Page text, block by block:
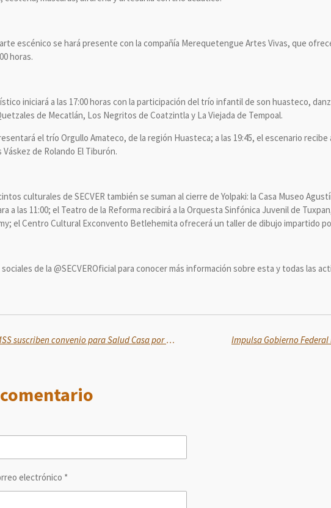
escénico se hará presente con la compañía Merequetengue Artes Vivas, que
horas.
iniciará a las 17:00 horas con la participación del trío infantil de son huasteco,
de Mecatlán, Los Negritos de Coatzintla y La Viejada de Tempoal.
el trío Orgullo Amateco, de la región Huasteca; a las 19:45, el escenario recibe
de Rolando El Tiburón.
culturales de SECVER también se suman al cierre de Yolpaki: la Casa Museo
a las 11:00; el Teatro de la Reforma recibirá a la Orquesta Sinfónica Juvenil de
el Centro Cultural Exconvento Betlehemita ofrecerá un taller de dibujo impartido
de la @SECVEROficial para conocer más información sobre esta y todas las
Bienestar e IMSS suscriben convenio para Salud Casa por Casa en Jalisco; Presidenta Sheinbaum firma como testigo
electrónico *